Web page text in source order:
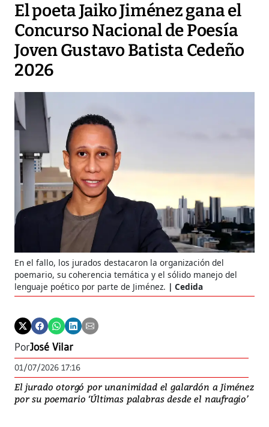
El poeta Jaiko Jiménez gana el
Concurso Nacional de Poesía
Joven Gustavo Batista Cedeño
2026
En el fallo, los jurados destacaron la organización del
poemario, su coherencia temática y el sólido manejo del
lenguaje poético por parte de Jiménez.
Cedida
PorJosé Vilar
01/07/2026 17:16
El jurado otorgó por unanimidad el galardón a Jiménez
por su poemario ‘Últimas palabras desde el naufragio’